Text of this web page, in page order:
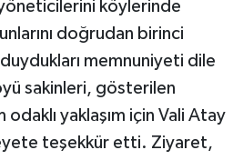
köylerinde
doğrudan birinci
memnuniyeti dile
sakinleri, gösterilen
yaklaşım için Vali Atay
teşekkür etti. Ziyaret,